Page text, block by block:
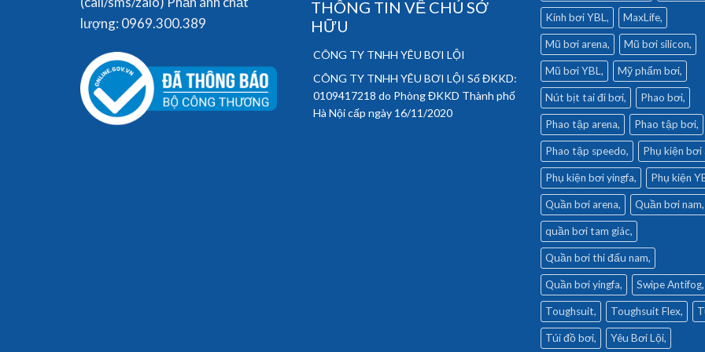
lượng: 0969.300.389
THÔNG TIN VỀ CHỦ SỞ
HỮU
CÔNG TY TNHH YÊU BƠI LỘI
CÔNG TY TNHH YÊU BƠI LỘI Số ĐKKD:
0109417218 do Phòng ĐKKD Thành phố
Hà Nội cấp ngày 16/11/2020
Kính bơi YBL MaxLife
Mũ bơi arena Mũ bơi silicon
Mũ bơi YBL Mỹ phẩm bơi
Nút bịt tai đi bơi Phao bơi
Phao tập arena Phao tập bơi
Phao tập speedo Phụ kiện bơi
Phụ kiện bơi yingfa Phụ kiện
Quần bơi arena Quần bơi nam
quần bơi tam giác
Quần bơi thi đấu nam
Quần bơi yingfa Swipe Antifog
Toughsuit Toughsuit Flex
Túi đồ bơi Yêu Bơi Lội